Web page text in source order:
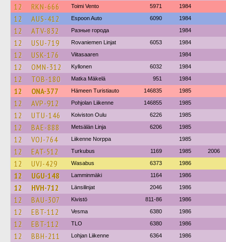
12 RKN-666 Toimi Vento 5971 1984
12 AUS-412 Espoon Auto 6090 1984
12 ATV-832 Разные города 1984
12 USU-719 Rovaniemen Linjat 6053 1984
12 USK-176 Viitasaaren 1984
12 OMN-312 Kyllonen 6032 1984
12 TOB-180 Matka Mäkelä 951 1984
12 ONA-377 Hämeen Turistiauto 146835 1985
12 AVP-912 Pohjolan Liikenne 146855 1985
12 UTU-146 Koiviston Oulu 6226 1985
12 BAE-888 Metsälän Linja 6206 1985
12 VOJ-764 Liikenne Norppa 1985
12 EAT-512 Turkubus 1169 1985 2006
12 UVJ-429 Wasabus 6373 1986
12 UGU-148 Lamminmäki 1164 1986
12 HVH-712 Länsilinjat 2046 1986
12 BAU-307 Kivistö 811-86 1986
12 EBT-112 Vesma 6380 1986
12 EBT-112 TLO 6380 1986
12 BBH-211 Lohjan Liikenne 6364 1986